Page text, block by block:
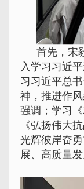
首先，宋
入学习习近
习习近平总
神，推进作
强调；学习
《弘扬伟大
光辉彼岸奋
展、高质量发